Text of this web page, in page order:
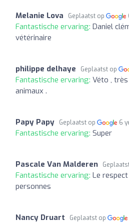
Melanie Lova Geplaatst op
Fantastische ervaring: Daniel
vétérinaire
philippe delhaye Geplaatst op
Fantastische ervaring: Véto ,
animaux .
Papy Papy Geplaatst op 6
Fantastische ervaring: Super
Pascale Van Malderen
Fantastische ervaring: Le
personnes
Nancy Druart Geplaatst op